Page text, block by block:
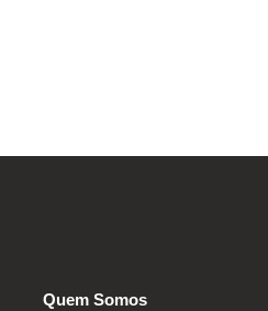
Quem Somos